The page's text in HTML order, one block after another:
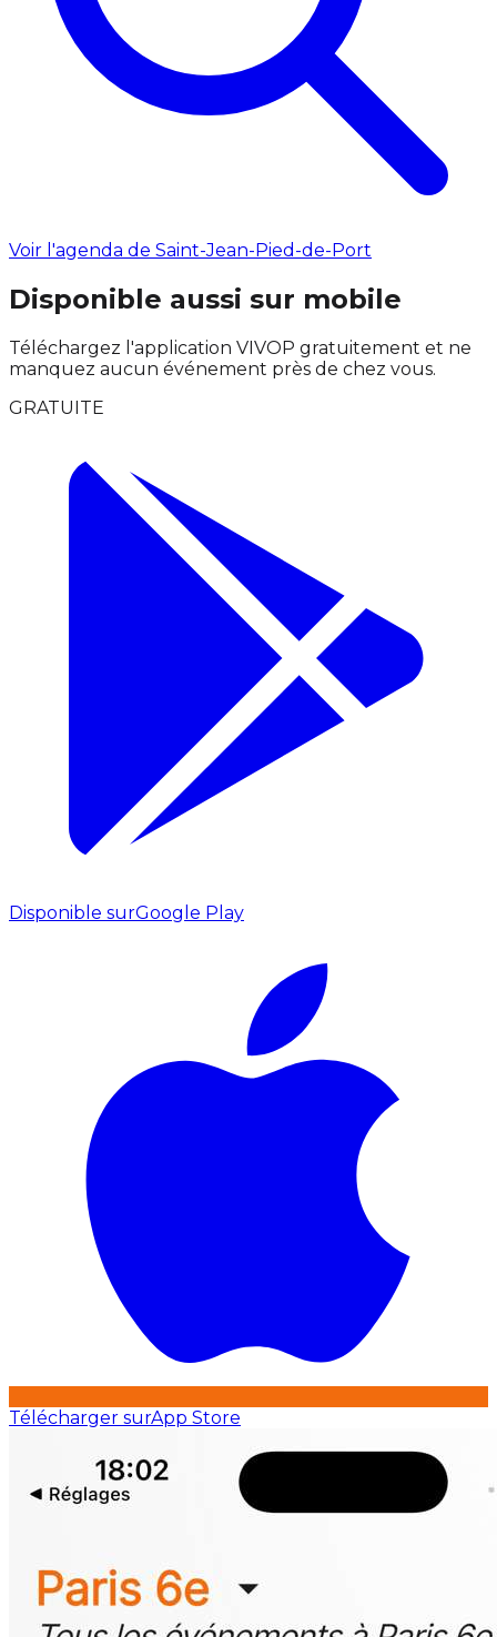
Voir l'agenda de Saint-Jean-Pied-de-Port
Disponible aussi sur mobile
Téléchargez l'application VIVOP gratuitement et ne
manquez aucun événement près de chez vous.
GRATUITE
Disponible surGoogle Play
Télécharger surApp Store